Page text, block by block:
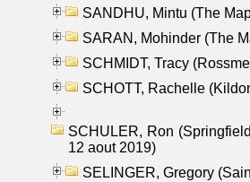
SANDHU, Mintu (The
SARAN, Mohinder (The
SCHMIDT, Tracy
SCHOTT, Rachelle
SCHULER, Ron
12 aout 2019)
SELINGER, Gregory